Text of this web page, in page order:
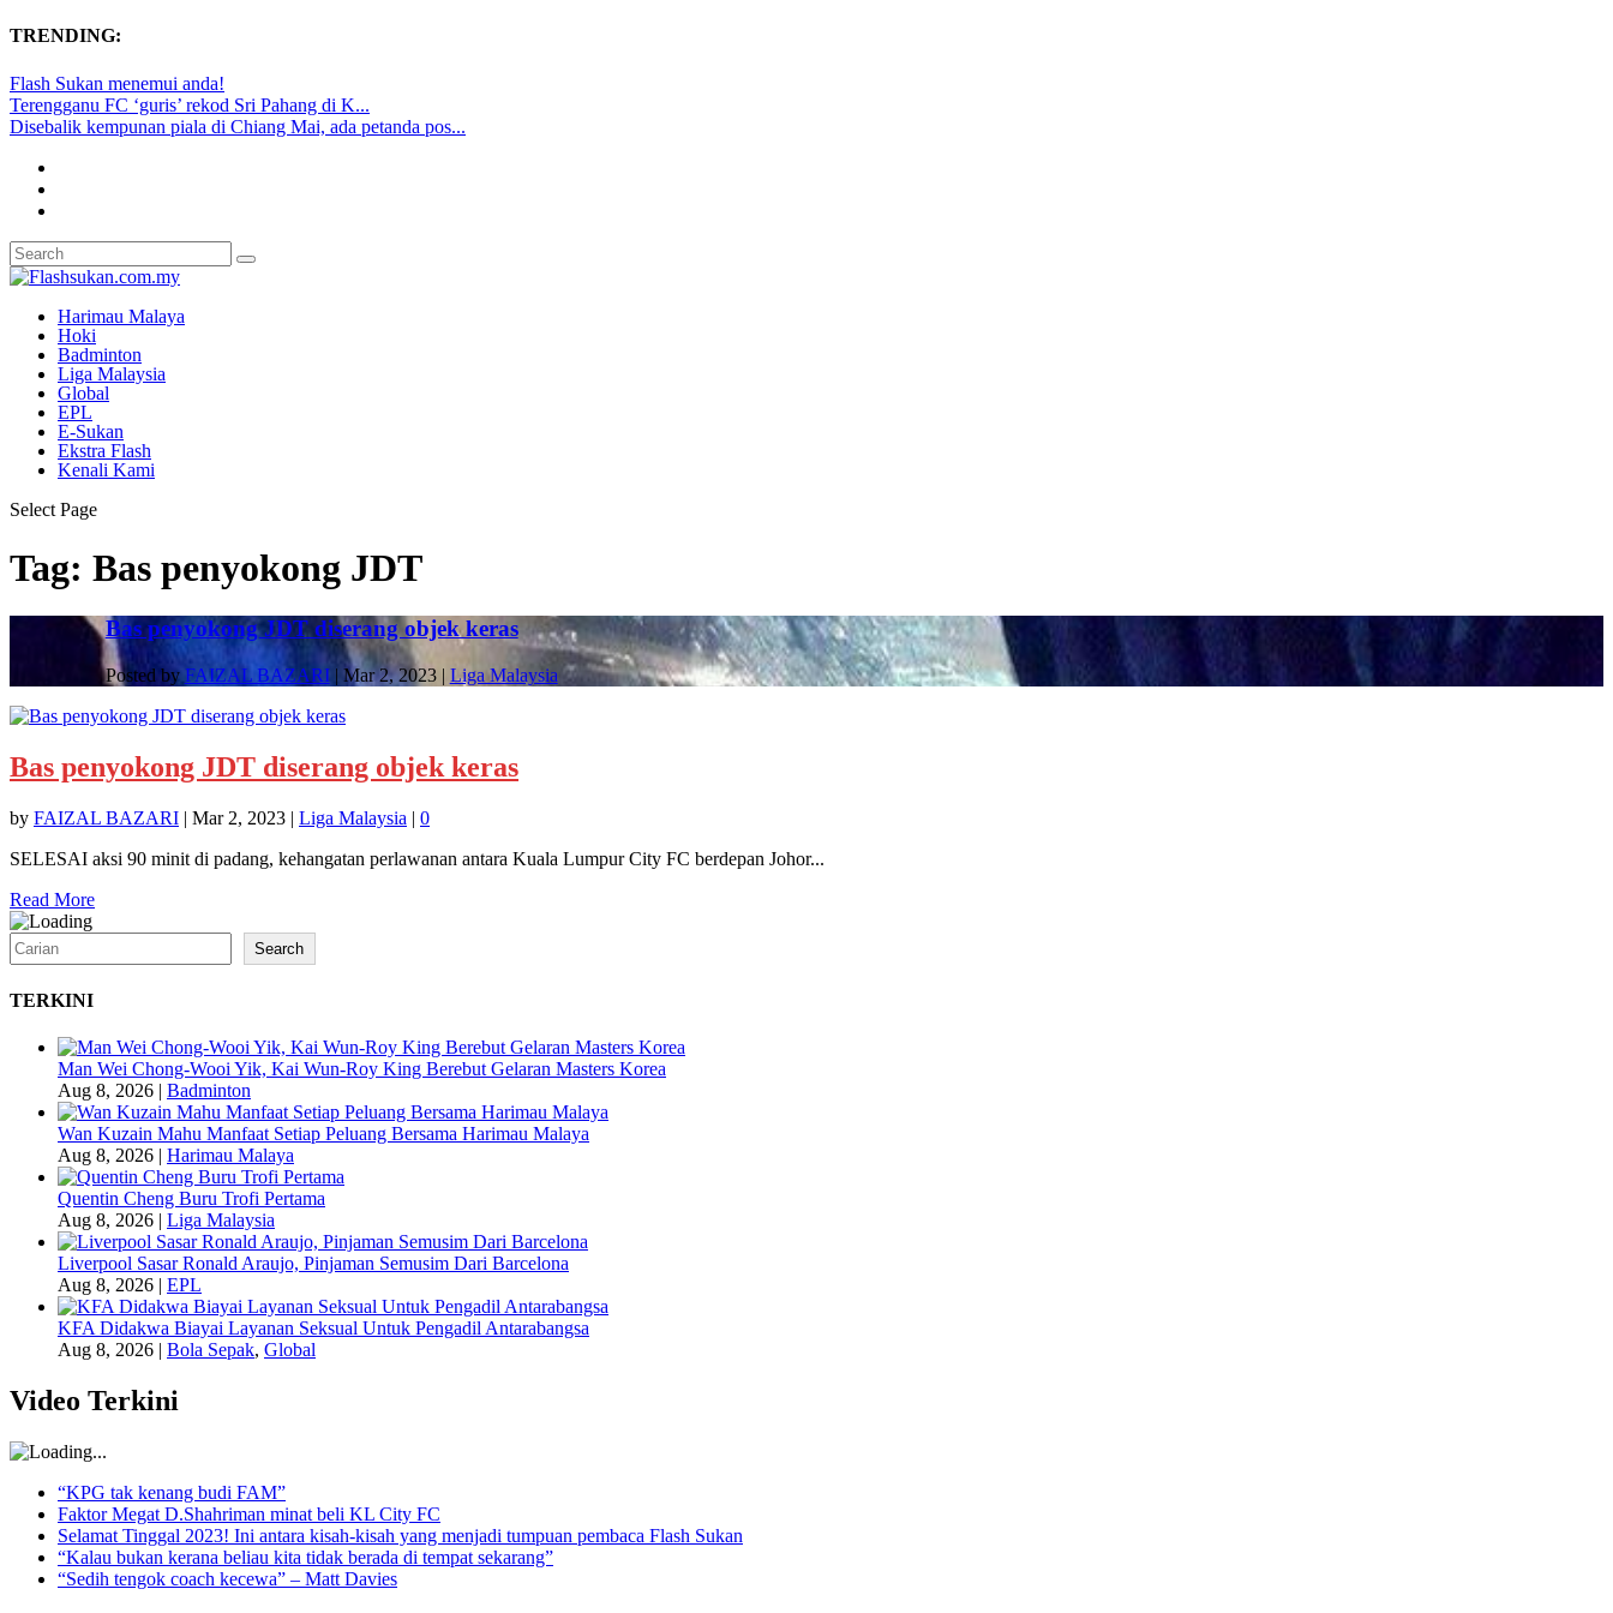
TRENDING:
Flash Sukan menemui anda!
Terengganu FC ‘guris’ rekod Sri Pahang di K...
Disebalik kempunan piala di Chiang Mai, ada petanda pos...
Harimau Malaya
Hoki
Badminton
Liga Malaysia
Global
EPL
E-Sukan
Ekstra Flash
Kenali Kami
Select Page
Tag: Bas penyokong JDT
Bas penyokong JDT diserang objek keras
Posted byFAIZAL BAZARI| Mar 2, 2023| Liga Malaysia
Bas penyokong JDT diserang objek keras
by FAIZAL BAZARI | Mar 2, 2023 | Liga Malaysia | 0
SELESAI aksi 90 minit di padang, kehangatan perlawanan antara Kuala Lumpur City FC berdepan Johor...
Read More
Search Search
TERKINI
Man Wei Chong-Wooi Yik, Kai Wun-Roy King Berebut Gelaran Masters Korea
Aug 8, 2026
Badminton
Wan Kuzain Mahu Manfaat Setiap Peluang Bersama Harimau Malaya
Aug 8, 2026
Harimau Malaya
Quentin Cheng Buru Trofi Pertama
Aug 8, 2026
Liga Malaysia
Liverpool Sasar Ronald Araujo, Pinjaman Semusim Dari Barcelona
Aug 8, 2026
EPL
KFA Didakwa Biayai Layanan Seksual Untuk Pengadil Antarabangsa
Aug 8, 2026
Bola Sepak, Global
Video Terkini
“KPG tak kenang budi FAM”
Faktor Megat D.Shahriman minat beli KL City FC
Selamat Tinggal 2023! Ini antara kisah-kisah yang menjadi tumpuan pembaca Flash Sukan
“Kalau bukan kerana beliau kita tidak berada di tempat sekarang”
“Sedih tengok coach kecewa” – Matt Davies